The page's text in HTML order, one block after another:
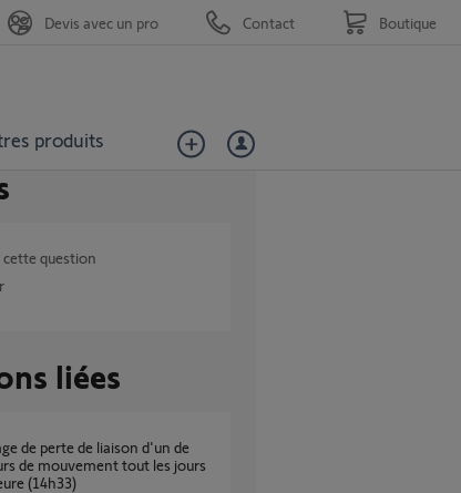
produits
Devis avec un pro Contact Boutique
cette question
liées
de mouvement tout les jours
(14h33)